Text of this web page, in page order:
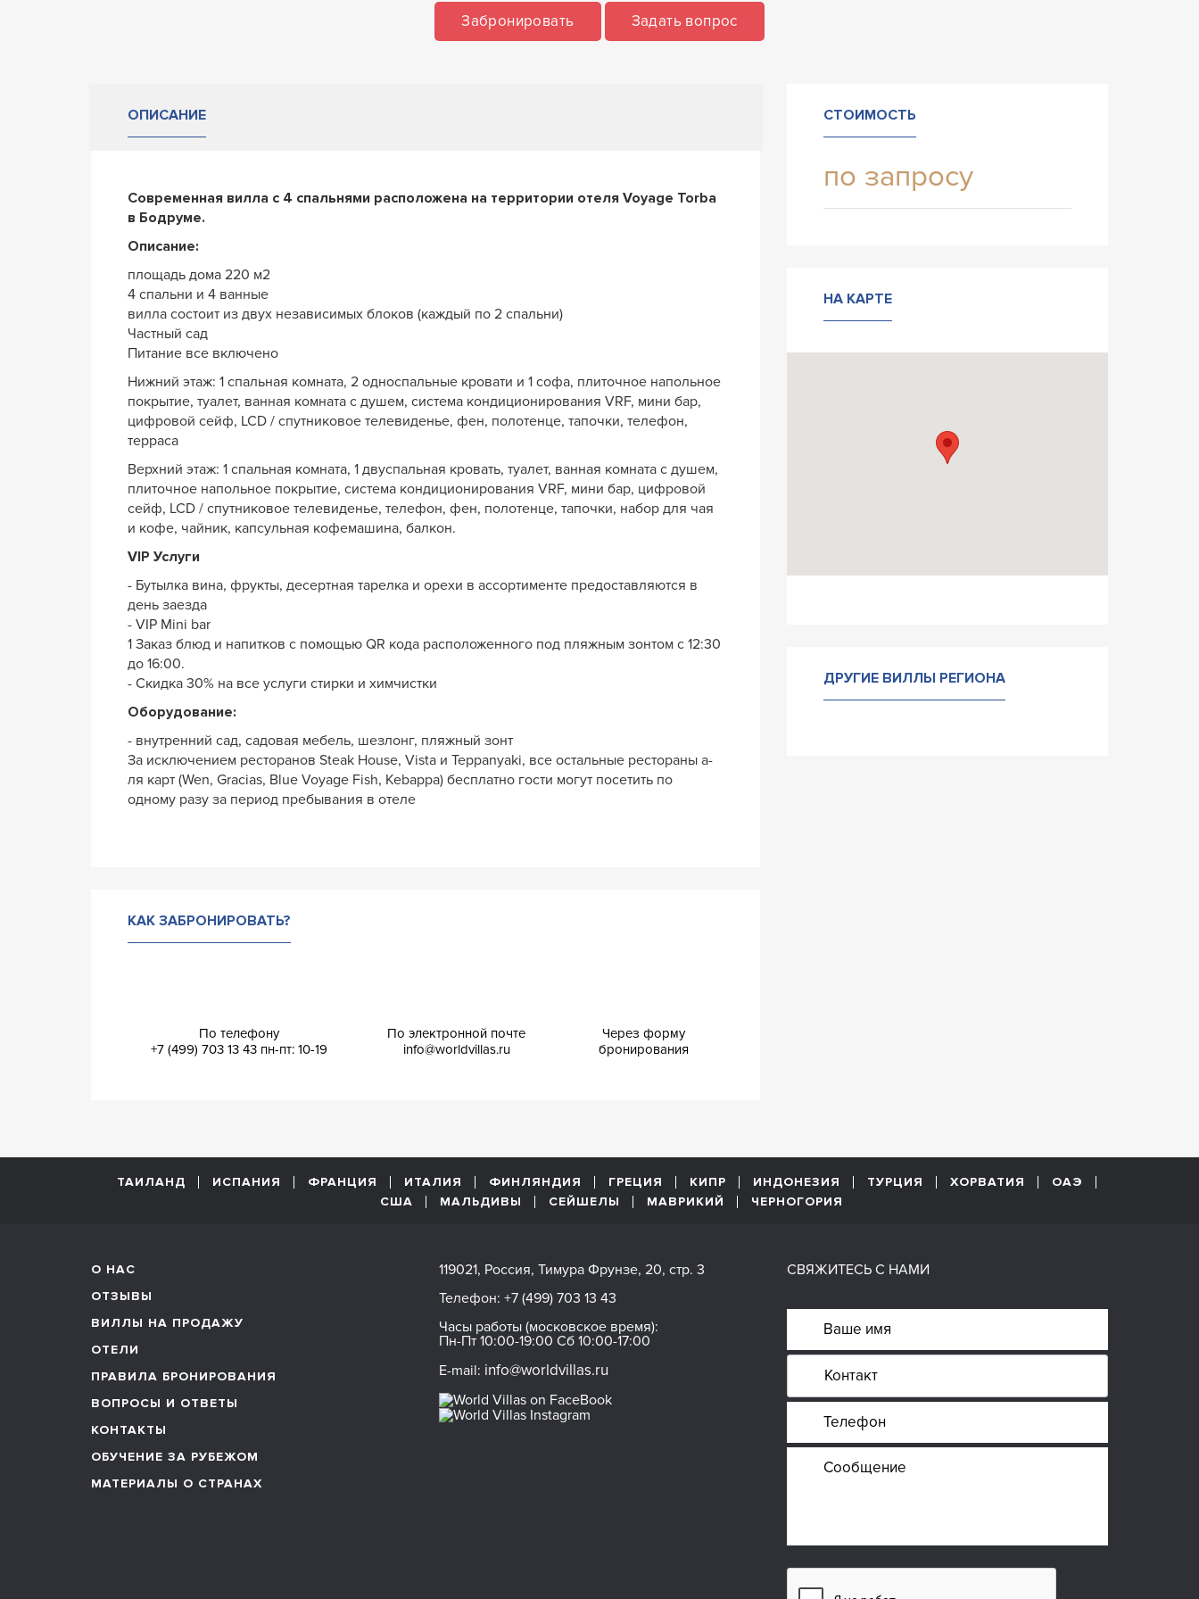
Забронировать Задать вопрос
ОПИСАНИЕ
Современная вилла с 4 спальнями расположена на территории отеля Voyage Torba
в Бодруме.
Описание:
площадь дома 220 м2
4 спальни и 4 ванные
вилла состоит из двух независимых блоков (каждый по 2 спальни)
Частный сад
Питание все включено
Нижний этаж: 1 спальная комната, 2 односпальные кровати и 1 софа, плиточное напольное
покрытие, туалет, ванная комната с душем, система кондиционирования VRF, мини бар,
цифровой сейф, LCD / спутниковое телевиденье, фен, полотенце, тапочки, телефон,
терраса
Верхний этаж: 1 спальная комната, 1 двуспальная кровать, туалет, ванная комната с душем,
плиточное напольное покрытие, система кондиционирования VRF, мини бар, цифровой
сейф, LCD / спутниковое телевиденье, телефон, фен, полотенце, тапочки, набор для чая
и кофе, чайник, капсульная кофемашина, балкон.
VIP Услуги
- Бутылка вина, фрукты, десертная тарелка и орехи в ассортименте предоставляются в
день заезда
- VIP Mini bar
1 Заказ блюд и напитков с помощью QR кода расположенного под пляжным зонтом с 12:30
до 16:00.
- Скидка 30% на все услуги стирки и химчистки
Оборудование:
- внутренний сад, садовая мебель, шезлонг, пляжный зонт
За исключением ресторанов Steak House, Vista и Teppanyaki, все остальные рестораны а-
ля карт (Wen, Gracias, Blue Voyage Fish, Kebappa) бесплатно гости могут посетить по
одному разу за период пребывания в отеле
КАК ЗАБРОНИРОВАТЬ?
По телефону
+7 (499) 703 13 43 пн-пт: 10-19
По электронной почте
info@worldvillas.ru
Через форму
бронирования
СТОИМОСТЬ
по запросу
НА КАРТЕ
ДРУГИЕ ВИЛЛЫ РЕГИОНА
ТАИЛАНД ИСПАНИЯ ФРАНЦИЯ ИТАЛИЯ ФИНЛЯНДИЯ ГРЕЦИЯ КИПР ИНДОНЕЗИЯ ТУРЦИЯ ХОРВАТИЯ
ОАЭ
США
МАЛЬДИВЫ СЕЙШЕЛЫ МАВРИКИЙ ЧЕРНОГОРИЯ
О НАС
ОТЗЫВЫ
ВИЛЛЫ НА ПРОДАЖУ
ОТЕЛИ
ПРАВИЛА БРОНИРОВАНИЯ
ВОПРОСЫ И ОТВЕТЫ
КОНТАКТЫ
ОБУЧЕНИЕ ЗА РУБЕЖОМ
МАТЕРИАЛЫ О СТРАНАХ
119021, Россия, Тимура Фрунзе, 20, стр. 3
Телефон: +7 (499) 703 13 43
Часы работы (московское время):
Пн-Пт 10:00-19:00 Сб 10:00-17:00
E-mail: info@worldvillas.ru
СВЯЖИТЕСЬ С НАМИ